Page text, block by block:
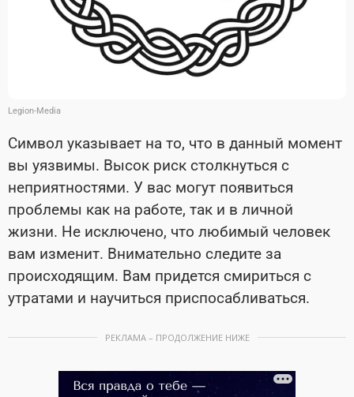
Legion-Media
Символ указывает на то, что в данный момент
вы уязвимы. Высок риск столкнуться с
неприятностями. У вас могут появиться
проблемы как на работе, так и в личной
жизни. Не исключено, что любимый человек
вам изменит. Внимательно следите за
происходящим. Вам придется смириться с
утратами и научиться приспосабливаться.
РЕКЛАМА – ПРОДОЛЖЕНИЕ НИЖЕ